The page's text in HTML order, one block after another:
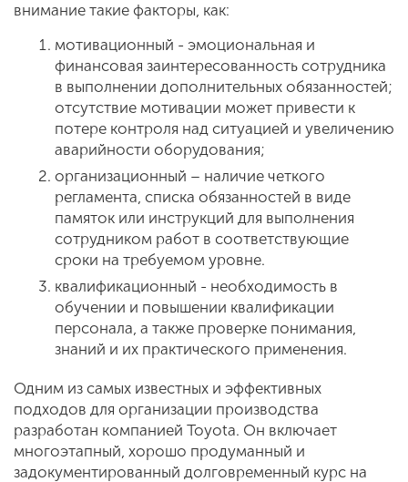
внимание такие факторы, как:
мотивационный - эмоциональная и
финансовая заинтересованность сотрудника
в выполнении дополнительных обязанностей;
отсутствие мотивации может привести к
потере контроля над ситуацией и увеличению
аварийности оборудования;
организационный – наличие четкого
регламента, списка обязанностей в виде
памяток или инструкций для выполнения
сотрудником работ в соответствующие
сроки на требуемом уровне.
квалификационный - необходимость в
обучении и повышении квалификации
персонала, а также проверке понимания,
знаний и их практического применения.
Одним из самых известных и эффективных
подходов для организации производства
разработан компанией Toyota. Он включает
многоэтапный, хорошо продуманный и
задокументированный долговременный курс на